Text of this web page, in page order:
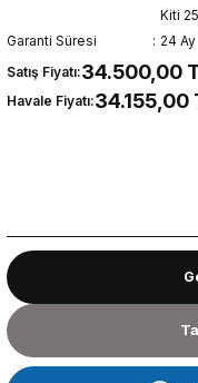
Kiti
Garanti Süresi
24 Ay
Satış Fiyatı:34.500,00
Havale Fiyatı:34.155,00